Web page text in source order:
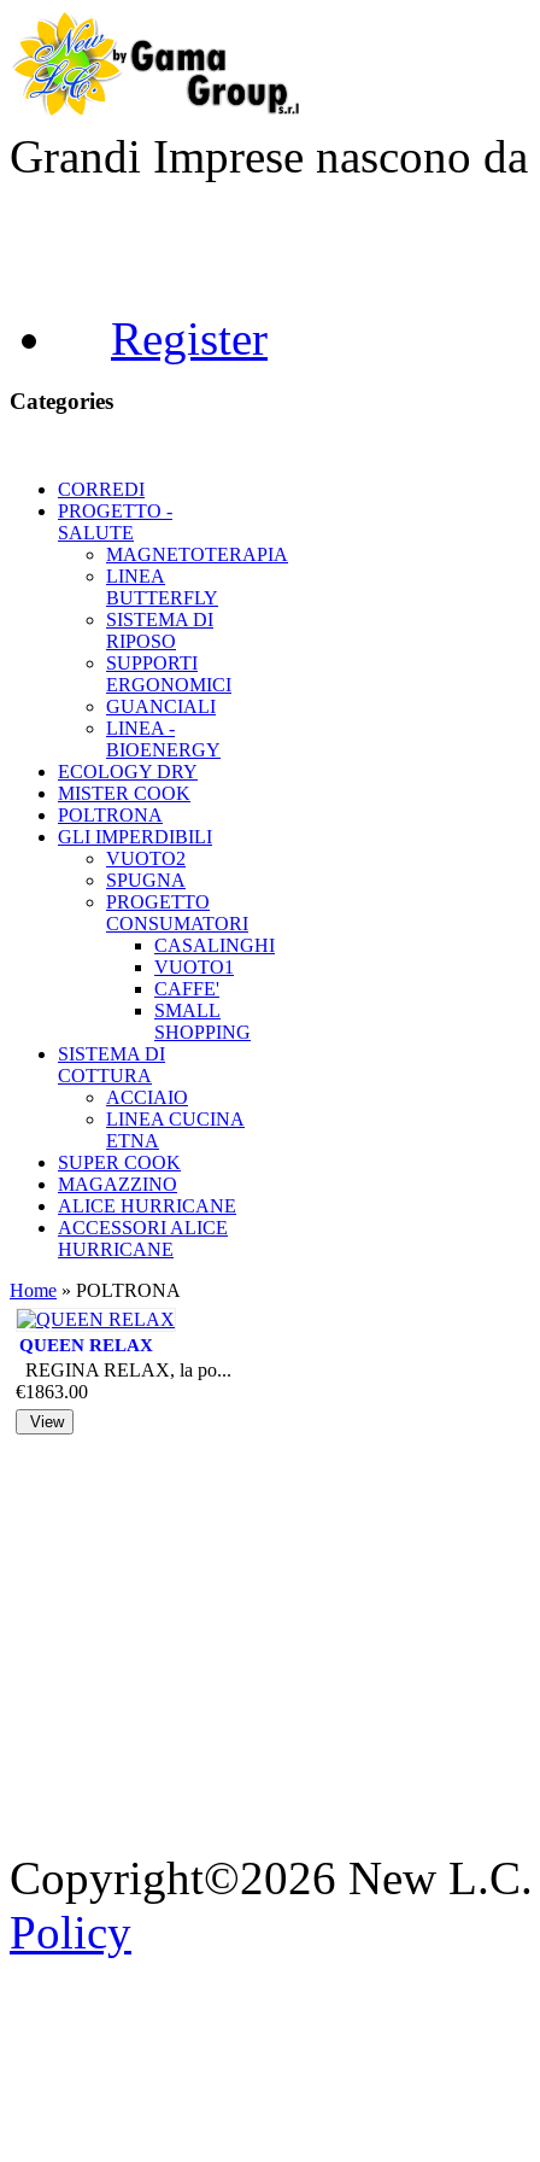
Grandi Imprese nascono
Register
Categories
CORREDI
PROGETTO -
SALUTE
MAGNETOTERAPIA
LINEA
BUTTERFLY
SISTEMA DI
RIPOSO
SUPPORTI
ERGONOMICI
GUANCIALI
LINEA -
BIOENERGY
ECOLOGY DRY
MISTER COOK
POLTRONA
GLI IMPERDIBILI
VUOTO2
SPUGNA
PROGETTO
CONSUMATORI
CASALINGHI
VUOTO1
CAFFE'
SMALL
SHOPPING
SISTEMA DI
COTTURA
ACCIAIO
LINEA CUCINA
ETNA
SUPER COOK
MAGAZZINO
ALICE HURRICANE
ACCESSORI ALICE
HURRICANE
Home » POLTRONA
QUEEN RELAX
REGINA RELAX, la po...
€1863.00
Copyright©2026 New
Policy